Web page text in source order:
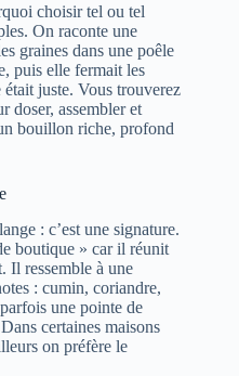
choisir tel ou tel
On raconte une
graines dans une poêle
puis elle fermait les
juste. Vous trouverez
doser, assembler et
bouillon riche, profond
: c’est une signature.
boutique » car il réunit
Il ressemble à une
: cumin, coriandre,
une pointe de
certaines maisons
on préfère le